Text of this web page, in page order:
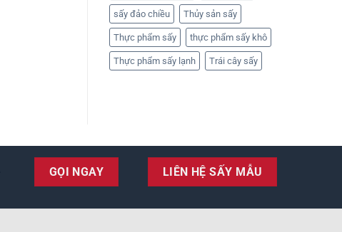
sấy đảo chiều Thủy sản sấy
Thực phẩm sấy thực phẩm sấy khô
Thực phẩm sấy lạnh Trái cây sấy
GỌI NGAY LIÊN HỆ SẤY MẪU